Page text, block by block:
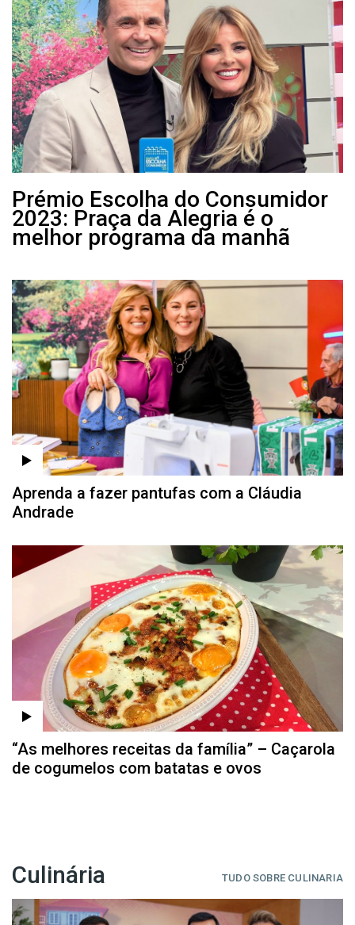
Prémio Escolha do Consumidor
2023: Praça da Alegria é o
melhor programa da manhã
Aprenda a fazer pantufas com a Cláudia
Andrade
“As melhores receitas da família” – Caçarola
de cogumelos com batatas e ovos
Culinária TUDO SOBRE CULINARIA